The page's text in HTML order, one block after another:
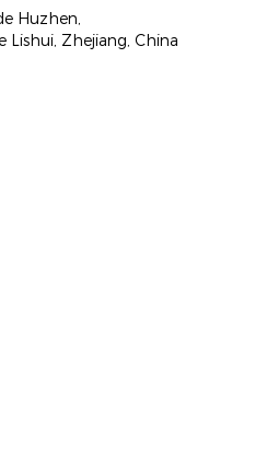
Huzhen,
Lishui, Zhejiang, China